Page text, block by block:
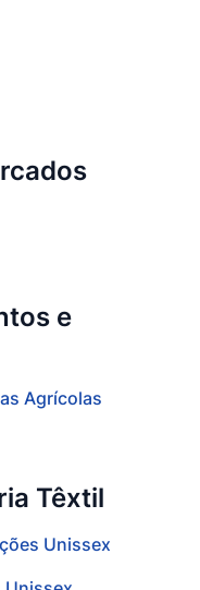
e
Agrícolas
Têxtil
Unissex